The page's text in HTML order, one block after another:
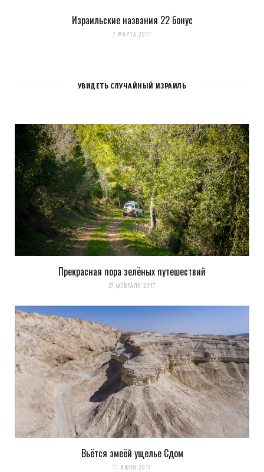
Израильские названия 22 бонус
7 МАРТА 2011
УВИДЕТЬ СЛУЧАЙНЫЙ ИЗРАИЛЬ
Прекрасная пора зелёных путешествий
27 ФЕВРАЛЯ 2017
Вьётся змеёй ущелье Сдом
11 ИЮНЯ 2017